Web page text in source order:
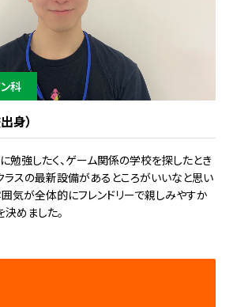
科
身）
勉強したく、ゲーム関係の学校を探したとき
ラスの最新設備があるところがいいなと思い
囲気が全体的にフレンドリーで親しみやすか
決めました。